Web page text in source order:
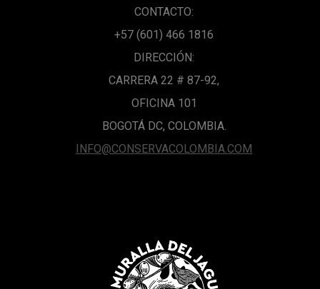
CONTACTO:
+57 (601) 466 1816
DIRECCIÓN:
CARRERA 22 # 87-92,
OFICINA 101
BOGOTÁ DC, COLOMBIA.
INFO@CONSERVACOLOMBIA.COM